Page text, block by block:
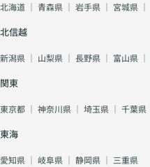
北海道 ｜ 青森県 ｜ 岩手県 ｜ 宮城県 ｜
北信越
新潟県 ｜ 山梨県 ｜ 長野県 ｜ 富山県 ｜
関東
東京都 ｜ 神奈川県 ｜ 埼玉県 ｜ 千葉県
東海
愛知県 ｜ 岐阜県 ｜ 静岡県 ｜ 三重県